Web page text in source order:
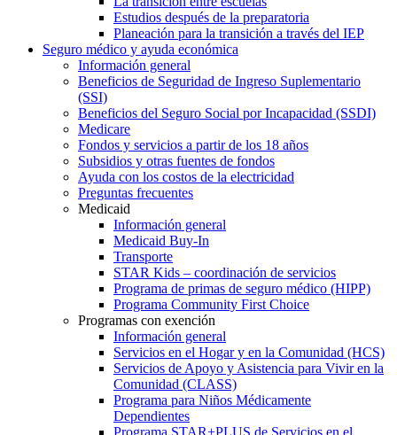
Estudios después de la preparatoria
Planeación para la transición a través del IEP
Seguro médico y ayuda económica
Información general
Beneficios de Seguridad de Ingreso Suplementario
(SSI)
Beneficios del Seguro Social por Incapacidad (SSDI)
Medicare
Fondos y servicios a partir de los 18 años
Subsidios y otras fuentes de fondos
Ayuda con los costos de la electricidad
Preguntas frecuentes
Medicaid
Información general
Medicaid Buy-In
Transporte
STAR Kids – coordinación de servicios
Programa de primas de seguro médico (HIPP)
Programa Community First Choice
Programas con exención
Información general
Servicios en el Hogar y en la Comunidad (HCS)
Servicios de Apoyo y Asistencia para Vivir en la
Comunidad (CLASS)
Programa para Niños Médicamente
Dependientes
Programa STAR+PLUS de Servicios en el